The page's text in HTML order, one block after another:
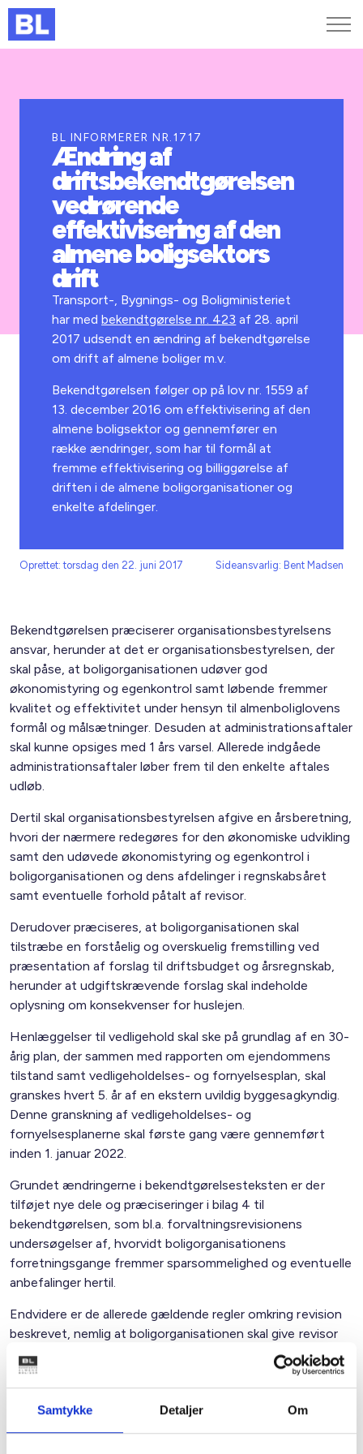
Samtykke Detaljer Om
Kurser og arrangementer
Jobportalen
BL INFORMERER NR.1717
Ændring af
driftsbekendtgørelsen
vedrørende
effektivisering af den
almene boligsektors
drift
Transport-, Bygnings- og Boligministeriet
har medbekendtgørelse nr. 423 af 28. april
2017 udsendt en ændring af bekendtgørelse
om drift af almene boliger m.v.
Bekendtgørelsen følger op på lov nr. 1559 af
13. december 2016 om effektivisering af den
almene boligsektor og gennemfører en
række ændringer, som har til formål at
fremme effektivisering og billiggørelse af
driften i de almene boligorganisationer og
enkelte afdelinger.
Oprettet: torsdag den 22. juni 2017 Sideansvarlig: Bent Madsen
Bekendtgørelsen præciserer organisationsbestyrelsens
ansvar, herunder at det er organisationsbestyrelsen, der
skal påse, at boligorganisationen udøver god
økonomistyring og egenkontrol samt løbende fremmer
kvalitet og effektivitet under hensyn til almenboliglovens
formål og målsætninger. Desuden at administrationsaftaler
skal kunne opsiges med 1 års varsel. Allerede indgåede
administrationsaftaler løber frem til den enkelte aftales
udløb.
Dertil skal organisationsbestyrelsen afgive en årsberetning,
hvori der nærmere redegøres for den økonomiske udvikling
samt den udøvede økonomistyring og egenkontrol i
boligorganisationen og dens afdelinger i regnskabsåret
samt eventuelle forhold påtalt af revisor.
Derudover præciseres, at boligorganisationen skal
tilstræbe en forståelig og overskuelig fremstilling ved
præsentation af forslag til driftsbudget og årsregnskab,
herunder at udgiftskrævende forslag skal indeholde
oplysning om konsekvenser for huslejen.
Henlæggelser til vedligehold skal ske på grundlag af en 30-
årig plan, der sammen med rapporten om ejendommens
tilstand samt vedligeholdelses- og fornyelsesplan, skal
granskes hvert 5. år af en ekstern uvildig byggesagkyndig.
Denne granskning af vedligeholdelses- og
fornyelsesplanerne skal første gang være gennemført
inden 1. januar 2022.
Grundet ændringerne i bekendtgørelsesteksten er der
tilføjet nye dele og præciseringer i bilag 4 til
bekendtgørelsen, som bl.a. forvaltningsrevisionens
undersøgelser af, hvorvidt boligorganisationens
forretningsgange fremmer sparsommelighed og eventuelle
anbefalinger hertil.
Endvidere er de allerede gældende regler omkring revision
beskrevet, nemlig at boligorganisationen skal give revisor
oplysninger, der er af betydning for bedømmelsen af
boligorganisationens regnskab samt for revisors vurdering
af, om der i forvaltningen er taget økonomiske hensyn.